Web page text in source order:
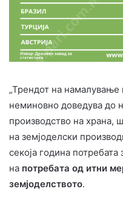
„Трендот на намалување
неминовно доведува до
производство на храна,
на земјоделски
секоја година
на потребата од итни
земјоделството.